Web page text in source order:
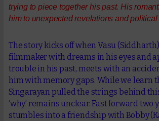
trying to piece together his past. His
him to unexpected revelations and
The story kicks off when Vasu
filmmaker with dreams in his eyes and
trouble in his past, meets with an
him with memory gaps. While we learn
Singarayan pulled the strings behind
‘why’ remains unclear. Fast forward two
stumbles into a friendship with Bobby